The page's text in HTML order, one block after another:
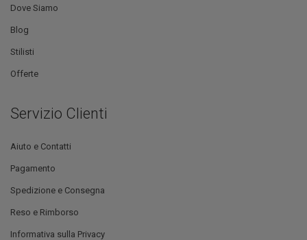
Dove Siamo
Blog
Stilisti
Offerte
Servizio Clienti
Aiuto e Contatti
Pagamento
Spedizione e Consegna
Reso e Rimborso
Informativa sulla Privacy